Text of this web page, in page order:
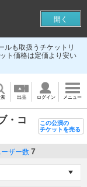
ルも取扱うチケットリ
ト価格は定価より安い
出品 ログイン メニュー
・コ
この公演の
チケットを売る
ザー数 7
開く